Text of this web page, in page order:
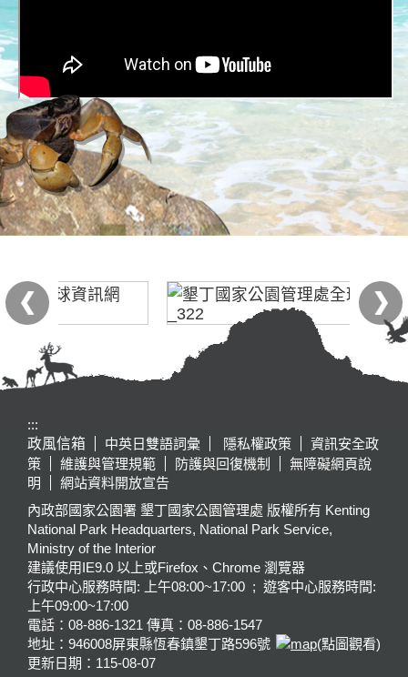
:::
政風信箱
中英日雙語詞彙 隱私權政策
資訊安全政
策
維護與管理規範 防護與回復機制
無障礙網頁說
明
網站資料開放宣告
內政部國家公園署 墾丁國家公園管理處 版權所有 Kenting
National Park Headquarters, National Park Service,
Ministry of the Interior
建議使用IE9.0 以上或Firefox、Chrome 瀏覽器
行政中心服務時間: 上午08:00~17:00 ; 遊客中心服務時間:
上午09:00~17:00
電話：08-886-1321 傳真：08-886-1547
地址：946008屏東縣恆春鎮墾丁路596號
(點圖觀看)
更新日期： 115-08-07